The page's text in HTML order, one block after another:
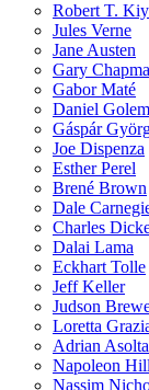
Robert T.
Jules Verne
Jane Austen
Gary
Gabor Maté
Daniel
Gáspár
Joe Dispenza
Esther Perel
Brené Brown
Dale
Charles
Dalai Lama
Eckhart Tolle
Jeff Keller
Judson
Loretta
Adrian
Napoleon Hill
Nassim